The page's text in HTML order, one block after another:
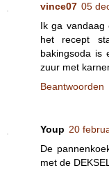
vince07 05
Ik ga vandaag
het recept
bakingsoda is
zuur met
Beantwoorden
Youp 20
De
met de